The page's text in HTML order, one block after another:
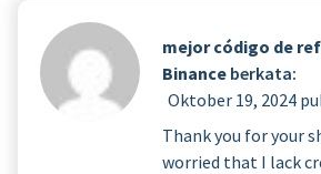
mejor código de
Binance berkata:
Oktober 19, 2024
Thank you for your
worried that I lack